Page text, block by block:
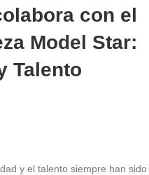
con el
Model Star:
Talento
y el talento siempre han sido